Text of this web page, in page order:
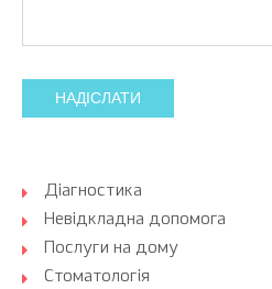
НАДІСЛАТИ
Діагностика
Невідкладна допомога
Послуги на дому
Стоматологія